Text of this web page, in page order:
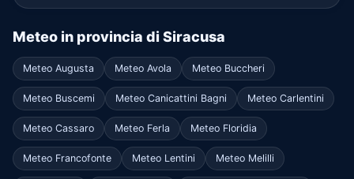
Meteo in provincia di Siracusa
Meteo Augusta Meteo Avola Meteo Buccheri
Meteo Buscemi Meteo Canicattini Bagni Meteo Carlentini
Meteo Cassaro Meteo Ferla Meteo Floridia
Meteo Francofonte Meteo Lentini Meteo Melilli